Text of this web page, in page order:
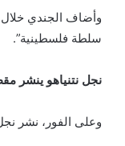
وأضاف الجندي خلال
سلطة فلسطينية”.
نجل نتنياهو ينشر
وعلى الفور، نشر